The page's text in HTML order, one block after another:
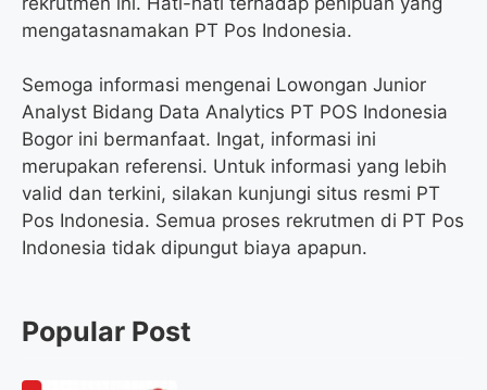
mengatasnamakan PT Pos Indonesia.
Semoga informasi mengenai Lowongan Junior
Analyst Bidang Data Analytics PT POS Indonesia
Bogor ini bermanfaat. Ingat, informasi ini
merupakan referensi. Untuk informasi yang lebih
valid dan terkini, silakan kunjungi situs resmi PT
Pos Indonesia. Semua proses rekrutmen di PT Pos
Indonesia tidak dipungut biaya apapun.
Popular Post